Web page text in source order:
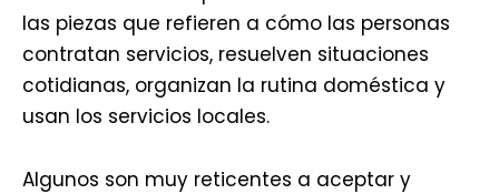
las piezas que refieren a cómo las personas
contratan servicios, resuelven situaciones
cotidianas, organizan la rutina doméstica y
usan los servicios locales.
Algunos son muy reticentes a aceptar y